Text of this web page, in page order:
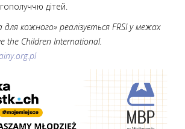
дітей.
кожного» реалізується FRSI у межах
the Children International.